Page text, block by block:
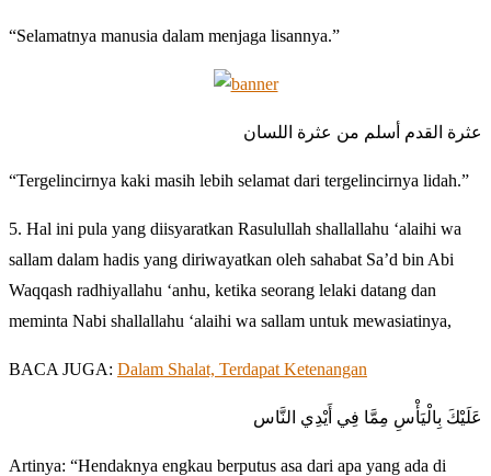
“Selamatnya manusia dalam menjaga lisannya.”
عثرة القدم أسلم من عثرة اللسان
“Tergelincirnya kaki masih lebih selamat dari tergelincirnya lidah.”
5. Hal ini pula yang diisyaratkan Rasulullah shallallahu ‘alaihi wa
sallam dalam hadis yang diriwayatkan oleh sahabat Sa’d bin Abi
Waqqash radhiyallahu ‘anhu, ketika seorang lelaki datang dan
meminta Nabi shallallahu ‘alaihi wa sallam untuk mewasiatinya,
BACA JUGA: Dalam Shalat, Terdapat Ketenangan
عَلَيْكَ بِالْيَأْسِ مِمَّا فِي أَيْدِي النَّاس
Artinya: “Hendaknya engkau berputus asa dari apa yang ada di